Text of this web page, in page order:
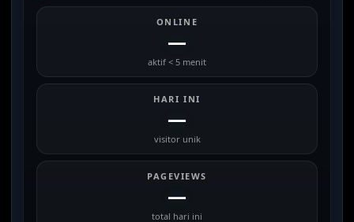
ONLINE
—
aktif < 5 menit
HARI INI
—
visitor unik
PAGEVIEWS
—
total hari ini